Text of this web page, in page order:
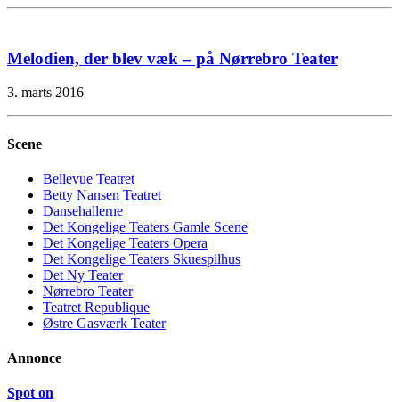
Melodien, der blev væk – på Nørrebro Teater
3. marts 2016
Scene
Bellevue Teatret
Betty Nansen Teatret
Dansehallerne
Det Kongelige Teaters Gamle Scene
Det Kongelige Teaters Opera
Det Kongelige Teaters Skuespilhus
Det Ny Teater
Nørrebro Teater
Teatret Republique
Østre Gasværk Teater
Annonce
Spot on